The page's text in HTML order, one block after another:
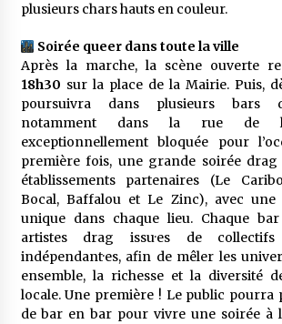
plusieurs chars hauts en couleur.
Soirée queer dans toute la ville
Après la marche, la scène ouverte
18h30 sur la place de la Mairie. Puis,
poursuivra dans plusieurs bars
notamment dans la rue de la
exceptionnellement bloquée pour
première fois, une grande soirée
établissements partenaires (Le
Bocal, Baffalou et Le Zinc), avec
unique dans chaque lieu. Chaque
artistes drag issu·es de
indépendant·es, afin de mêler les
ensemble, la richesse et la diversité
locale. Une première ! Le public pourra
de bar en bar pour vivre une soirée à